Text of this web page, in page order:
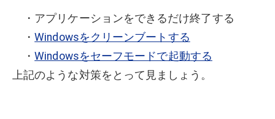
・アプリケーションをできるだけ終了する
・Windowsをクリーンブートする
・Windowsをセーフモードで起動する
上記のような対策をとって見ましょう。